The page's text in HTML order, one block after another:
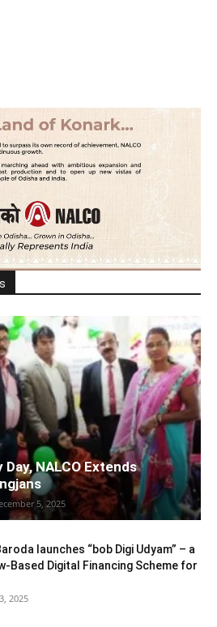
NALCO Extends
5, 2025
launches “bob Digi Udyam” – a
Based Digital Financing Scheme for
2025